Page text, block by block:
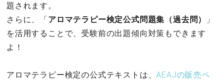
題されます。
さらに、「アロマテラピー検定公式問題集（過去問）
」
を活用することで、受験前の出題傾向対策もできます
よ！
アロマテラピー検定の公式テキストは、AEAJの販売ペ